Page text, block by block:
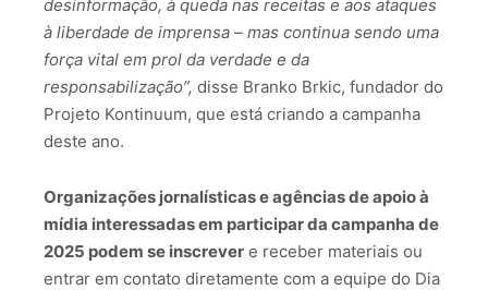
desinformação, à queda nas receitas e aos ataques
à liberdade de imprensa – mas continua sendo uma
força vital em prol da verdade e da
responsabilização”, disse Branko Brkic, fundador do
Projeto Kontinuum, que está criando a campanha
deste ano.
Organizações jornalísticas e agências de apoio à
mídia interessadas em participar da campanha de
2025 podem se inscrever e receber materiais ou
entrar em contato diretamente com a equipe do Dia